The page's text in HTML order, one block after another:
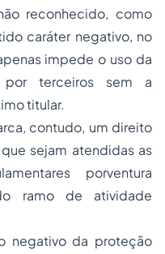
reconhecido, como
caráter negativo, no
impede o uso da
por terceiros sem a
titular.
, contudo, um direito
sejam atendidas as
porventura
ramo de atividade
negativo da proteção